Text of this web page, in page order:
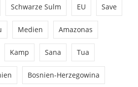
Schwarze Sulm EU Save
Medien Amazonas
Kamp Sana Tua
Bosnien-Herzegowina